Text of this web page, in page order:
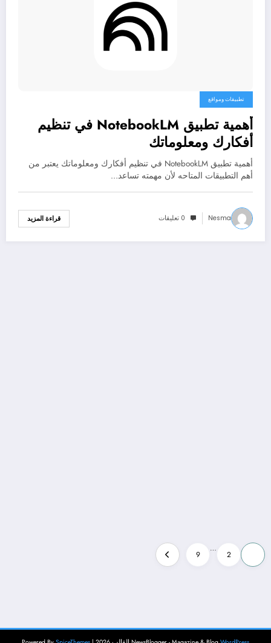
تطبيقات ومواقع
أهمية تطبيق NotebookLM في تنظيم
أفكارك ومعلوماتك
أهمية تطبيق NotebookLM في تنظيم أفكارك ومعلوماتك يعتبر من
أهم التطبيقات المتاحه لأن مهمته تساعد…
Nesma 0 تعليقات قراءة المزيد
2
…
9